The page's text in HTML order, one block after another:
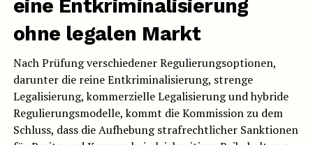
eine Entkriminalisierung
ohne legalen Markt
Nach Prüfung verschiedener Regulierungsoptionen,
darunter die reine Entkriminalisierung, strenge
Legalisierung, kommerzielle Legalisierung und hybride
Regulierungsmodelle, kommt die Kommission zu dem
Schluss, dass die Aufhebung strafrechtlicher Sanktionen